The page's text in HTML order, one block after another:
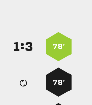
78’
:
78’